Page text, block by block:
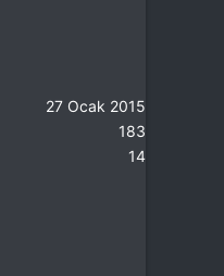
27 Ocak 2015
183
14